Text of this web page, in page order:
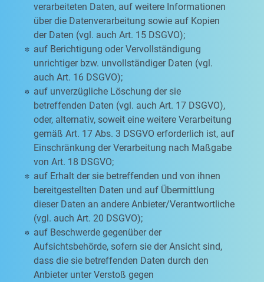
verarbeiteten Daten, auf weitere Informationen
über die Datenverarbeitung sowie auf Kopien
der Daten (vgl. auch Art. 15 DSGVO);
auf Berichtigung oder Vervollständigung
unrichtiger bzw. unvollständiger Daten (vgl.
auch Art. 16 DSGVO);
auf unverzügliche Löschung der sie
betreffenden Daten (vgl. auch Art. 17 DSGVO),
oder, alternativ, soweit eine weitere Verarbeitung
gemäß Art. 17 Abs. 3 DSGVO erforderlich ist, auf
Einschränkung der Verarbeitung nach Maßgabe
von Art. 18 DSGVO;
auf Erhalt der sie betreffenden und von ihnen
bereitgestellten Daten und auf Übermittlung
dieser Daten an andere Anbieter/Verantwortliche
(vgl. auch Art. 20 DSGVO);
auf Beschwerde gegenüber der
Aufsichtsbehörde, sofern sie der Ansicht sind,
dass die sie betreffenden Daten durch den
Anbieter unter Verstoß gegen